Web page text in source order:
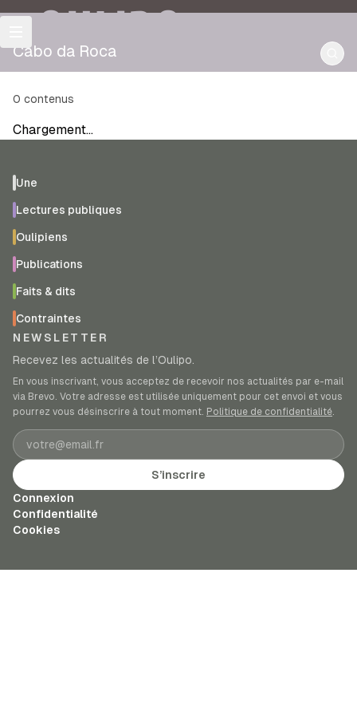
OULIPO
Cabo da Roca
0 contenus
Chargement…
Une
Lectures publiques
Oulipiens
Publications
Faits & dits
Contraintes
NEWSLETTER
Recevez les actualités de l’Oulipo.
En vous inscrivant, vous acceptez de recevoir nos actualités par e-mail
via Brevo. Votre adresse est utilisée uniquement pour cet envoi et vous
pourrez vous désinscrire à tout moment. Politique de confidentialité.
Adresse e-mail
S’inscrire
Connexion
Confidentialité
Cookies